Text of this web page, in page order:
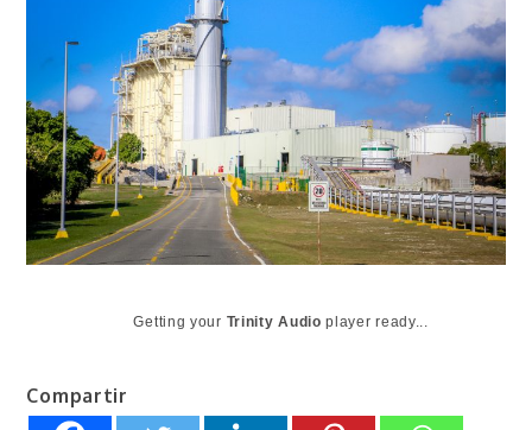
Getting your Trinity Audio player ready...
Compartir